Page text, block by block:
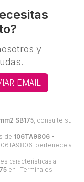
SB175, consulte su
de 106TA9806 -
pertenece a
características a
en "Terminales
y
EMAIL